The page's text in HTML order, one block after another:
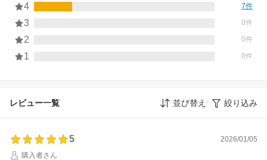
4 7件
3 0件
2 0件
1 0件
レビュー一覧 並び替え 絞り込み
5
2026/01/05
購入者さん